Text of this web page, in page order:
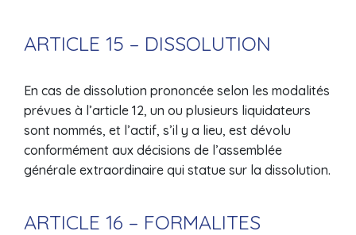
ARTICLE 15 – DISSOLUTION
En cas de dissolution prononcée selon les modalités
prévues à l’article 12, un ou plusieurs liquidateurs
sont nommés, et l’actif, s’il y a lieu, est dévolu
conformément aux décisions de l’assemblée
générale extraordinaire qui statue sur la dissolution.
ARTICLE 16 – FORMALITES